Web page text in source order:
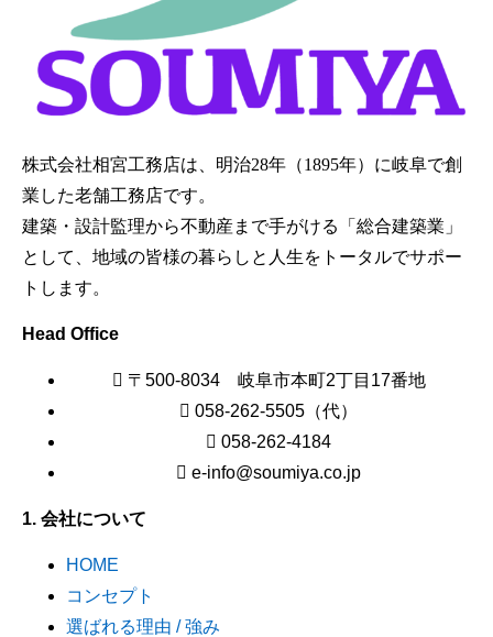
株式会社相宮工務店は、 明治28年（1895年）に岐阜で創
業した老舗工務店です。
建築・設計監理から不動産まで手がける「総合建築業」
として、地域の皆様の暮らしと人生をトータルでサポー
トします。
Head Office
〒500-8034 岐阜市本町2丁目17番地
058-262-5505（代）
058-262-4184
e-info@soumiya.co.jp
1. 会社について
HOME
コンセプト
選ばれる理由 / 強み